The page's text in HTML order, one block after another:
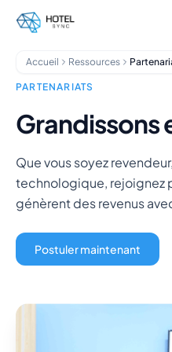
Aller au contenu principal
Gestion immobilière
Gestionnaire de canaux
Traitement des paiements
Centre multi-établissements
Application de ménage
Auberges de jeunesse
Hôtels en copropriété
Locations de vacances
À propos
Intégrations
Blog
Accueil Ressources
PARTENARIATS
Grandissons
Que vous soyez
technologique, rejoignez
génèrent des revenus
Postuler maintenant